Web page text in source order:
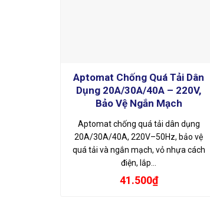
Aptomat Chống Quá Tải Dân
Dụng 20A/30A/40A – 220V,
Bảo Vệ Ngắn Mạch
Aptomat chống quá tải dân dụng
20A/30A/40A, 220V–50Hz, bảo vệ
quá tải và ngắn mạch, vỏ nhựa cách
điện, lắp…
41.500₫